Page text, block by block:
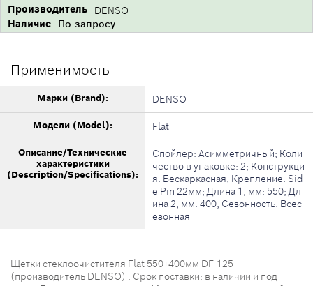
Производитель DENSO
Наличие По запросу
Применимость
Марки (Brand): DENSO
Модели (Model): Flat
Описание/Технические
характеристики
(Description/Specifications):
Спойлер: Асимметричный; Коли
чество в упаковке: 2; Конструкци
я: Бескаркасная; Крепление: Sid
e Pin 22мм; Длина 1, мм: 550; Дл
ина 2, мм: 400; Сезонность: Всес
езонная
Щетки стеклоочистителя Flat 550+400мм DF-125
(производитель DENSO) . Срок поставки: в наличии и под